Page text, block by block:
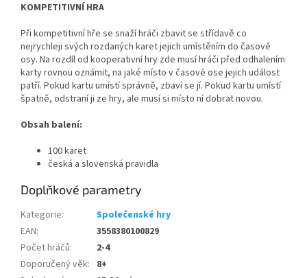
KOMPETITIVNÍ HRA
Při kompetitivní hře se snaží hráči zbavit se střídavě co
nejrychleji svých rozdaných karet jejich umístěním do časové
osy. Na rozdíl od kooperativní hry zde musí hráči před odhalením
karty rovnou oznámit, na jaké místo v časové ose jejich událost
patří. Pokud kartu umístí správně, zbaví se jí. Pokud kartu umístí
špatně, odstraní ji ze hry, ale musí si místo ní dobrat novou.
Obsah balení:
100 karet
česká a slovenská pravidla
Doplňkové parametry
Kategorie:
Společenské hry
EAN:
3558380100829
Počet hráčů:
2-4
Doporučený věk: 8+